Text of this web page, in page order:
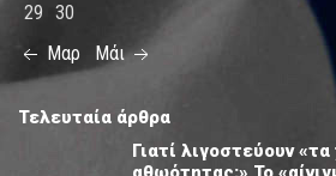
29 30
Μαρ
Μάι
Τελευταία άρθρα
Γιατί λιγοστεύουν «τα